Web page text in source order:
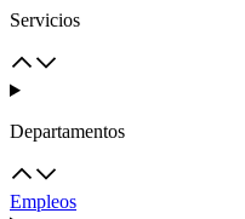
Servicios
Departamentos
Empleos